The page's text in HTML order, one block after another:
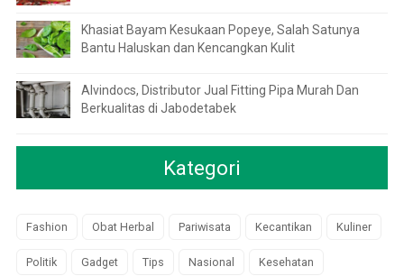
Khasiat Bayam Kesukaan Popeye, Salah Satunya
Bantu Haluskan dan Kencangkan Kulit
Alvindocs, Distributor Jual Fitting Pipa Murah Dan
Berkualitas di Jabodetabek
Kategori
Fashion Obat Herbal Pariwisata Kecantikan Kuliner
Politik Gadget Tips Nasional Kesehatan